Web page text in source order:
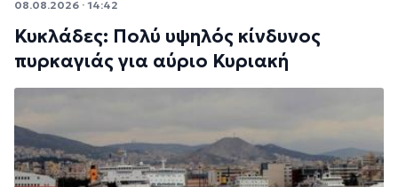
08.08.2026 · 14:42
Κυκλάδες: Πολύ υψηλός κίνδυνος
πυρκαγιάς για αύριο Κυριακή